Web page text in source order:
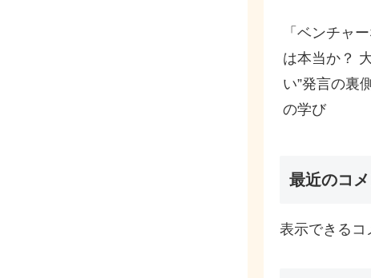
「ベンチャ
は本当か？
い”発言の裏
の学び
最近のコメ
表示できるコ